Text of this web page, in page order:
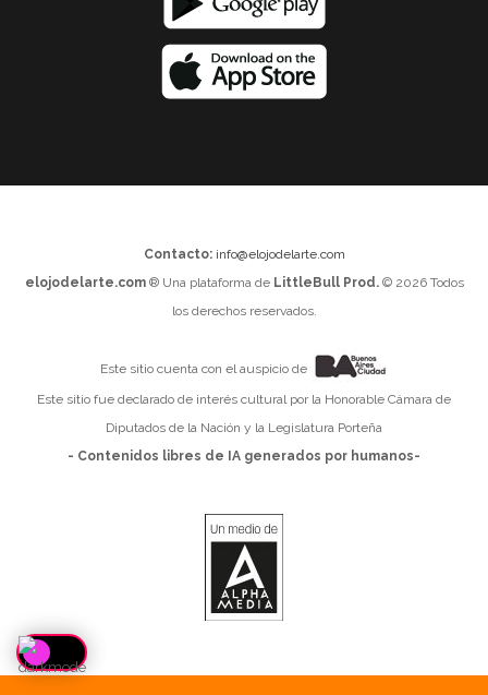
Contacto: info@elojodelarte.com
elojodelarte.com® Una plataforma de LittleBull Prod.© 2026 Todos
los derechos reservados.
Este sitio cuenta con el auspicio de
Este sitio fue declarado de interés cultural por la Honorable Cámara de
Diputados de la Nación y la Legislatura Porteña
- Contenidos libres de IA generados por humanos-